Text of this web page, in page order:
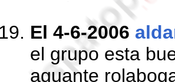
El 4-6-2006
el grupo esta
aguante